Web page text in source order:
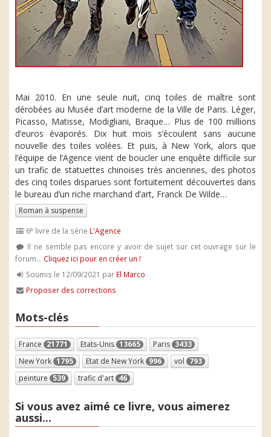
Mai 2010. En une seule nuit, cinq toiles de maître sont
dérobées au Musée d’art moderne de la Ville de Paris. Léger,
Picasso, Matisse, Modigliani, Braque… Plus de 100 millions
d’euros évaporés. Dix huit mois s’écoulent sans aucune
nouvelle des toiles volées. Et puis, à New York, alors que
l’équipe de l’Agence vient de boucler une enquête difficile sur
un trafic de statuettes chinoises très anciennes, des photos
des cinq toiles disparues sont fortuitement découvertes dans
le bureau d’un riche marchand d’art, Franck De Wilde…
Roman à suspense
6e livre de la série L'Agence
Il ne semble pas encore y avoir de sujet sur cet ouvrage sur le
forum... Cliquez ici pour en créer un !
Soumis le 12/09/2021 par El Marco
Proposer des corrections
Mots-clés
France 21771 Etats-Unis 13665 Paris 3433
New York 1795 Etat de New York 996 vol 793
peinture 539 trafic d'art 46
Si vous avez aimé ce livre, vous aimerez
aussi...